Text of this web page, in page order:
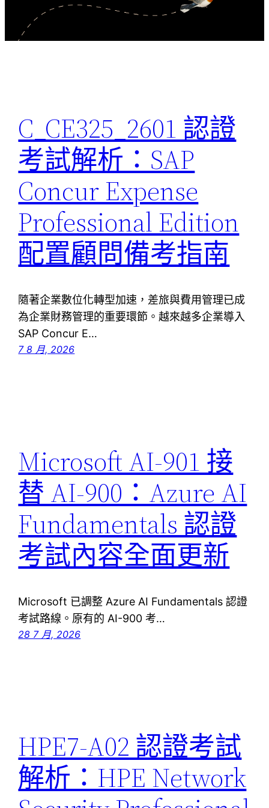
C_CE325_2601 認證
考試解析：SAP
Concur Expense
Professional Edition
配置顧問備考指南
隨著企業數位化轉型加速，差旅與費用管理已成
為企業財務管理的重要環節。越來越多企業導入
SAP Concur E…
7 8 月, 2026
Microsoft AI-901 接
替 AI-900：Azure AI
Fundamentals 認證
考試內容全面更新
Microsoft 已調整 Azure AI Fundamentals 認證
考試路線。原有的 AI-900 考…
28 7 月, 2026
HPE7-A02 認證考試
解析：HPE Network